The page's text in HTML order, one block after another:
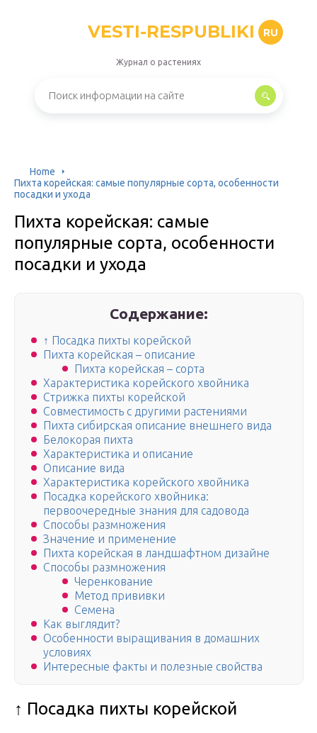
VESTI-RESPUBLIKI RU
Журнал о растениях
Home
Пихта корейская: самые популярные сорта, особенности
посадки и ухода
Пихта корейская: самые
популярные сорта, особенности
посадки и ухода
Содержание:
↑ Посадка пихты корейской
Пихта корейская – описание
Пихта корейская – сорта
Характеристика корейского хвойника
Стрижка пихты корейской
Совместимость с другими растениями
Пихта сибирская описание внешнего вида
Белокорая пихта
Характеристика и описание
Описание вида
Характеристика корейского хвойника
Посадка корейского хвойника:
первоочередные знания для садовода
Способы размножения
Значение и применение
Пихта корейская в ландшафтном дизайне
Способы размножения
Черенкование
Метод прививки
Семена
Как выглядит?
Особенности выращивания в домашних
условиях
Интересные факты и полезные свойства
↑ Посадка пихты корейской